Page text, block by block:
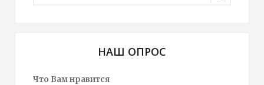
НАШ ОПРОС
Что Вам нравится